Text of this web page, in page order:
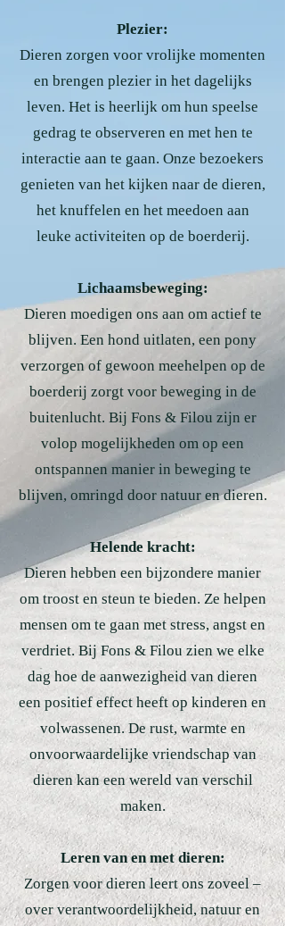
Plezier:
Dieren zorgen voor vrolijke momenten
en brengen plezier in het dagelijks
leven. Het is heerlijk om hun speelse
gedrag te observeren en met hen te
interactie aan te gaan. Onze bezoekers
genieten van het kijken naar de dieren,
het knuffelen en het meedoen aan
leuke activiteiten op de boerderij.
Lichaamsbeweging:
Dieren moedigen ons aan om actief te
blijven. Een hond uitlaten, een pony
verzorgen of gewoon meehelpen op de
boerderij zorgt voor beweging in de
buitenlucht. Bij Fons & Filou zijn er
volop mogelijkheden om op een
ontspannen manier in beweging te
blijven, omringd door natuur en dieren.
Helende kracht:
Dieren hebben een bijzondere manier
om troost en steun te bieden. Ze helpen
mensen om te gaan met stress, angst en
verdriet. Bij Fons & Filou zien we elke
dag hoe de aanwezigheid van dieren
een positief effect heeft op kinderen en
volwassenen. De rust, warmte en
onvoorwaardelijke vriendschap van
dieren kan een wereld van verschil
maken.
Leren van en met dieren:
Zorgen voor dieren leert ons zoveel –
over verantwoordelijkheid, natuur en